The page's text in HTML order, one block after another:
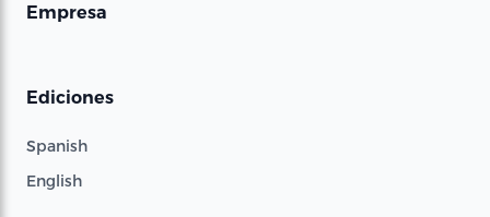
Empresa
Ediciones
Spanish
English